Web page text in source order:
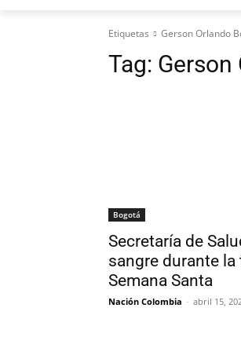
Etiquetas Gerson Orlando
Tag: Gerson
Bogotá
Secretaría de
sangre durante
Semana Santa
Nación Colombia - abril 15,